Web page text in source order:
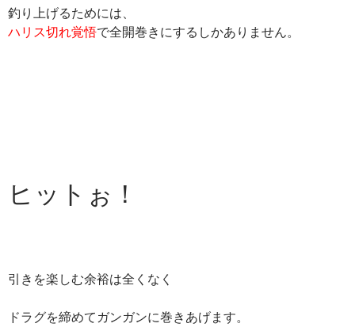
釣り上げるためには、
ハリス切れ覚悟で全開巻きにするしかありません。
ヒットぉ！
引きを楽しむ余裕は全くなく
ドラグを締めてガンガンに巻きあげます。